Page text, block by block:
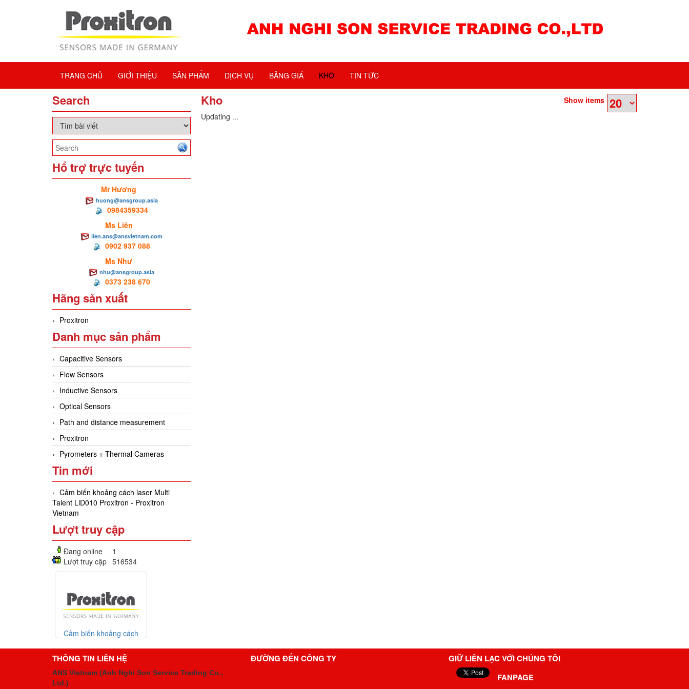
TRANG CHỦ GIỚI THIỆU SẢN PHẨM DỊCH VỤ BẢNG GIÁ KHO TIN TỨC
Search
Hổ trợ trực tuyến
Mr Hương
huong@ansgroup.asia
0984359334
Ms Liên
lien.ans@ansvietnam.com
0902 937 088
Ms Như
nhu@ansgroup.asia
0373 238 670
Hãng sản xuất
Proxitron
Danh mục sản phẩm
Capacitive Sensors
Flow Sensors
Inductive Sensors
Optical Sensors
Path and distance measurement
Proxitron
Pyrometers + Thermal Cameras
Tin mới
Cảm biến khoảng cách laser Multi
Talent LiD010 Proxitron - Proxitron
Vietnam
Lượt truy cập
Đang online
1
Lượt truy cập 516534
Kho
Show items
Updating ...
Cảm biến khoảng cách
Proxitron - Proxitron
Vietnam
THÔNG TIN LIÊN HỆ
ANS Vietnam (Anh Nghi Son Service Trading Co.,
Ltd.)
ĐƯỜNG ĐẾN CÔNG TY
GIỮ LIÊN LẠC VỚI CHÚNG TÔI
FANPAGE